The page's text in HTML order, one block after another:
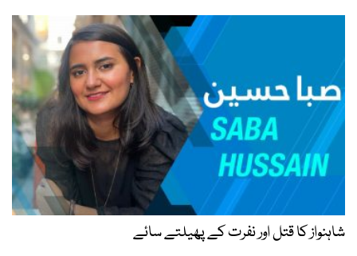
شاہنواز کا قتل اور نفرت کے پھیلتے سائے